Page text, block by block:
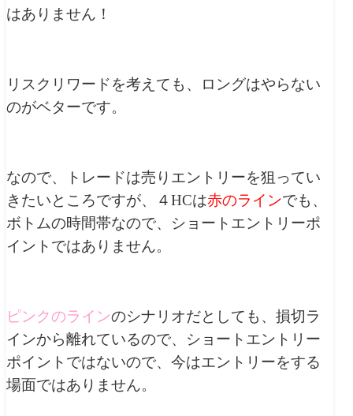
はありません！
リスクリワードを考えても、ロングはやらない
のがベターです。
なので、トレードは売りエントリーを狙ってい
きたいところですが、４HCは赤のラインでも、
ボトムの時間帯なので、ショートエントリーポ
イントではありません。
ピンクのラインのシナリオだとしても、損切ラ
インから離れているので、ショートエントリー
ポイントではないので、今はエントリーをする
場面ではありません。